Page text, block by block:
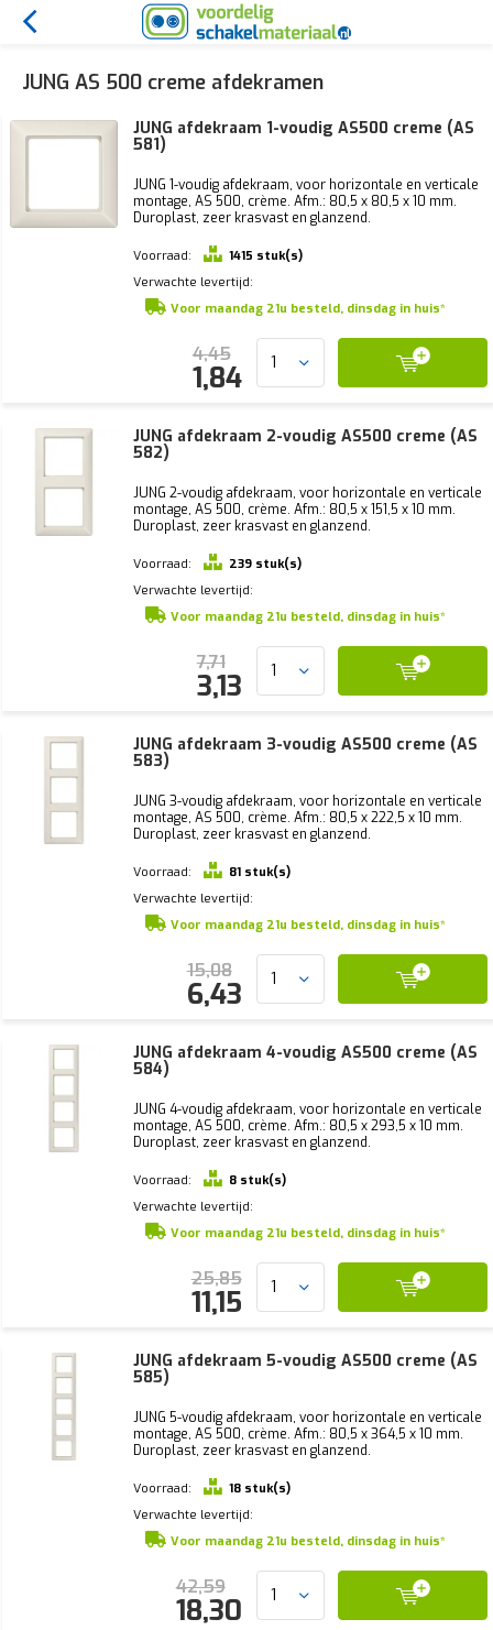
JUNG AS 500 creme afdekramen
JUNG afdekraam 1-voudig AS500 creme (AS
581)
JUNG 1-voudig afdekraam, voor horizontale en verticale
montage, AS 500, crème. Afm.: 80,5 x 80,5 x 10 mm.
Duroplast, zeer krasvast en glanzend.
Voorraad:
1415 stuk(s)
Verwachte levertijd:
Voor maandag 21u besteld, dinsdag in huis*
4,45
1,84
JUNG afdekraam 2-voudig AS500 creme (AS
582)
JUNG 2-voudig afdekraam, voor horizontale en verticale
montage, AS 500, crème. Afm.: 80,5 x 151,5 x 10 mm.
Duroplast, zeer krasvast en glanzend.
Voorraad:
239 stuk(s)
Verwachte levertijd:
Voor maandag 21u besteld, dinsdag in huis*
7,71
3,13
JUNG afdekraam 3-voudig AS500 creme (AS
583)
JUNG 3-voudig afdekraam, voor horizontale en verticale
montage, AS 500, crème. Afm.: 80,5 x 222,5 x 10 mm.
Duroplast, zeer krasvast en glanzend.
Voorraad:
81 stuk(s)
Verwachte levertijd:
Voor maandag 21u besteld, dinsdag in huis*
15,08
6,43
JUNG afdekraam 4-voudig AS500 creme (AS
584)
JUNG 4-voudig afdekraam, voor horizontale en verticale
montage, AS 500, crème. Afm.: 80,5 x 293,5 x 10 mm.
Duroplast, zeer krasvast en glanzend.
Voorraad:
8 stuk(s)
Verwachte levertijd:
Voor maandag 21u besteld, dinsdag in huis*
25,85
11,15
JUNG afdekraam 5-voudig AS500 creme (AS
585)
JUNG 5-voudig afdekraam, voor horizontale en verticale
montage, AS 500, crème. Afm.: 80,5 x 364,5 x 10 mm.
Duroplast, zeer krasvast en glanzend.
Voorraad:
18 stuk(s)
Verwachte levertijd:
Voor maandag 21u besteld, dinsdag in huis*
42,59
18,30